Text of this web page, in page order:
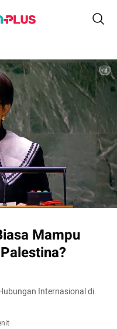
Mampu
Internasional di